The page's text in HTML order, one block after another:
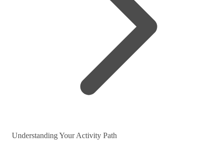
Understanding Your Activity Path